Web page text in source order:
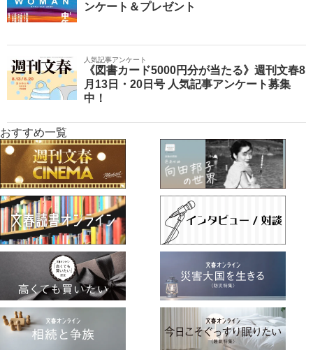
ンケート＆プレゼント
人気記事アンケート
《図書カード5000円分が当たる》週刊文春8
月13日・20日号 人気記事アンケート募集
中！
おすすめ一覧